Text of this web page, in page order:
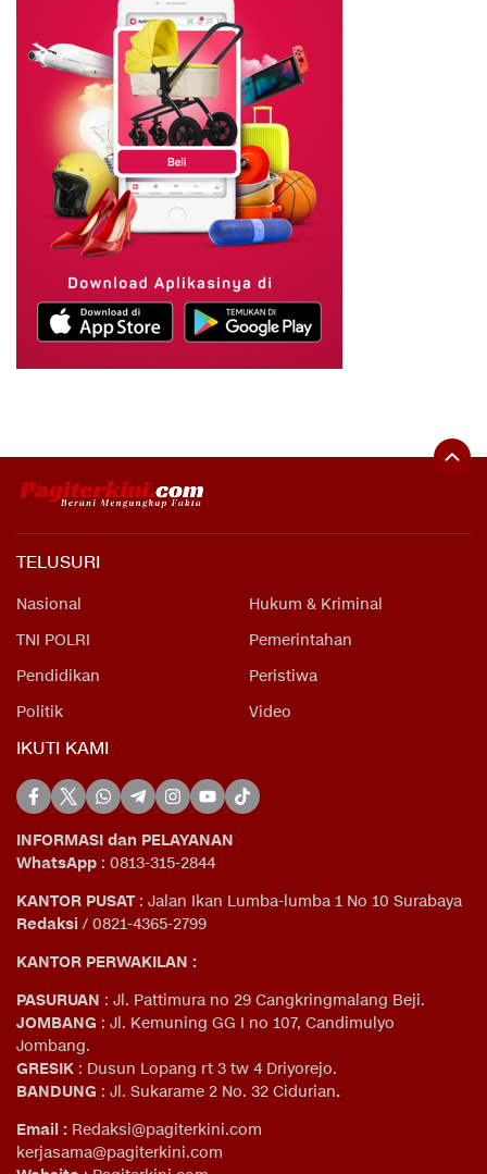
TELUSURI
Nasional
Hukum & Kriminal
TNI POLRI
Pemerintahan
Pendidikan
Peristiwa
Politik
Video
IKUTI KAMI
INFORMASI dan PELAYANAN
WhatsApp : 0813-315-2844
KANTOR PUSAT: Jalan Ikan Lumba-lumba 1 No 10 Surabaya
Redaksi / 0821-4365-2799
KANTOR PERWAKILAN :
PASURUAN : Jl. Pattimura no 29 Cangkringmalang Beji.
JOMBANG : Jl. Kemuning GG I no 107, Candimulyo
Jombang.
GRESIK : Dusun Lopang rt 3 tw 4 Driyorejo.
BANDUNG : Jl. Sukarame 2 No. 32 Cidurian.
Email : Redaksi@pagiterkini.com
kerjasama@pagiterkini.com